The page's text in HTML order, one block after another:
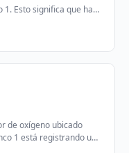
Esto significa que hay
de oxígeno ubicado
1 está registrando un